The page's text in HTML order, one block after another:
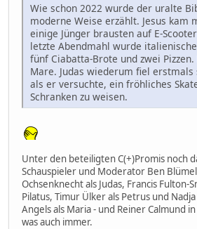
Wie schon 2022 wurde der uralte
moderne Weise erzählt. Jesus kam
einige Jünger brausten auf E-
letzte Abendmahl wurde
fünf Ciabatta-Brote und zwei
Mare. Judas wiederum fiel
als er versuchte, ein fröhliches
Schranken zu weisen.
Unter den beteiligten C(+)Promis noch
Schauspieler und Moderator Ben Blümel
Ochsenknecht als Judas, Francis Fulton-
Pilatus, Timur Ülker als Petrus und
Angels als Maria - und Reiner Calmund
was auch immer.